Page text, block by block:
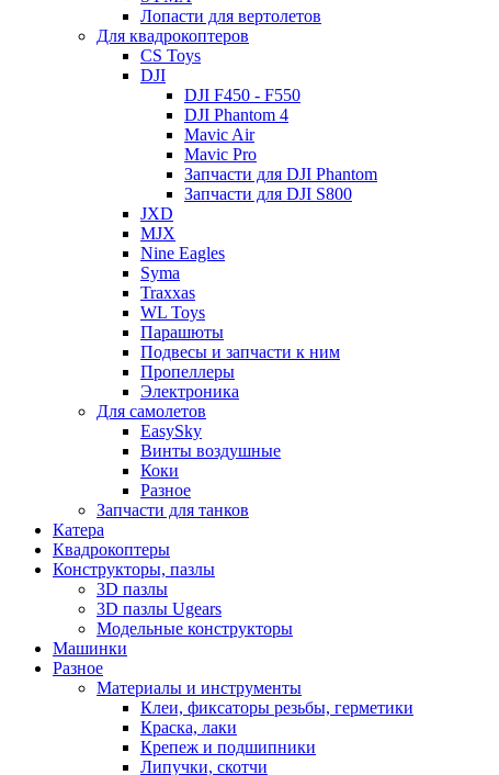
Лопасти для вертолетов
Для квадрокоптеров
CS Toys
DJI
DJI F450 - F550
DJI Phantom 4
Mavic Air
Mavic Pro
Запчасти для DJI Phantom
Запчасти для DJI S800
JXD
MJX
Nine Eagles
Syma
Traxxas
WL Toys
Парашюты
Подвесы и запчасти к ним
Пропеллеры
Электроника
Для самолетов
EasySky
Винты воздушные
Коки
Разное
Запчасти для танков
Катера
Квадрокоптеры
Конструкторы, пазлы
3D пазлы
3D пазлы Ugears
Модельные конструкторы
Машинки
Разное
Материалы и инструменты
Клеи, фиксаторы резьбы, герметики
Краска, лаки
Крепеж и подшипники
Липучки, скотчи